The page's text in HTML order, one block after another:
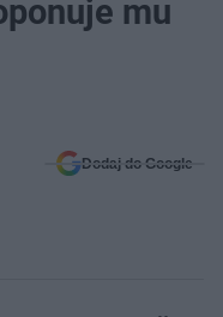
mu
Dodaj do Google